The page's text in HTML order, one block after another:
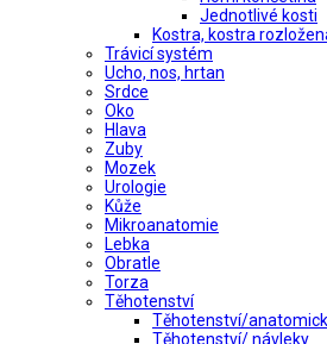
Jednotlivé kosti
Kostra, kostra
Trávicí systém
Ucho, nos, hrtan
Srdce
Oko
Hlava
Zuby
Mozek
Urologie
Kůže
Mikroanatomie
Lebka
Obratle
Torza
Těhotenství
Těhotenství/
Těhotenství/ návleky